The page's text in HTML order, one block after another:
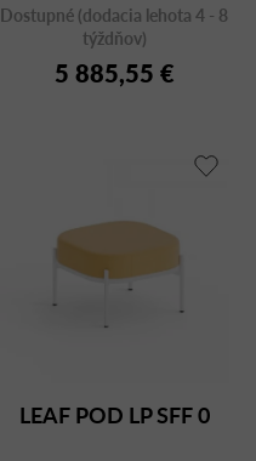
Dostupné (dodacia lehota 4 - 8
týždňov)
5 885,55 €
LEAF POD LP SFF 0